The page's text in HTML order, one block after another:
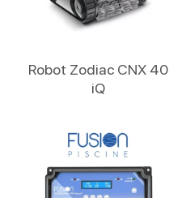
Robot Zodiac CNX 40
iQ